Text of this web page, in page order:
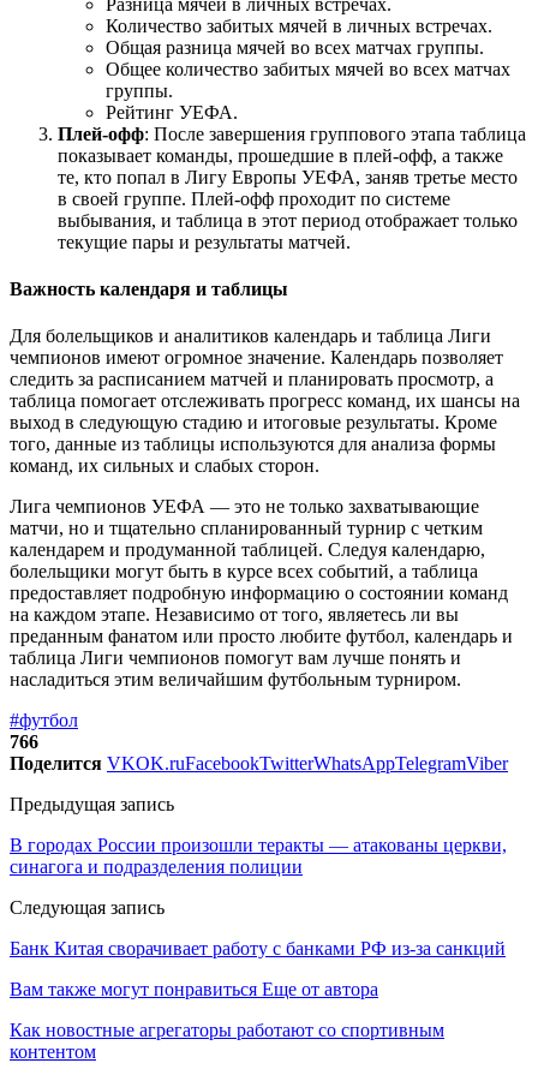
Количество забитых мячей в личных встречах.
Общая разница мячей во всех матчах группы.
Общее количество забитых мячей во всех матчах
группы.
Рейтинг УЕФА.
Плей-офф: После завершения группового этапа таблица
показывает команды, прошедшие в плей-офф, а также
те, кто попал в Лигу Европы УЕФА, заняв третье место
в своей группе. Плей-офф проходит по системе
выбывания, и таблица в этот период отображает только
текущие пары и результаты матчей.
Важность календаря и таблицы
Для болельщиков и аналитиков календарь и таблица Лиги
чемпионов имеют огромное значение. Календарь позволяет
следить за расписанием матчей и планировать просмотр, а
таблица помогает отслеживать прогресс команд, их шансы на
выход в следующую стадию и итоговые результаты. Кроме
того, данные из таблицы используются для анализа формы
команд, их сильных и слабых сторон.
Лига чемпионов УЕФА — это не только захватывающие
матчи, но и тщательно спланированный турнир с четким
календарем и продуманной таблицей. Следуя календарю,
болельщики могут быть в курсе всех событий, а таблица
предоставляет подробную информацию о состоянии команд
на каждом этапе. Независимо от того, являетесь ли вы
преданным фанатом или просто любите футбол, календарь и
таблица Лиги чемпионов помогут вам лучше понять и
насладиться этим величайшим футбольным турниром.
#футбол
766
Поделится VKOK.ruFacebookTwitterWhatsAppTelegramViber
Предыдущая запись
В городах России произошли теракты — атакованы церкви,
синагога и подразделения полиции
Следующая запись
Банк Китая сворачивает работу с банками РФ из-за санкций
Вам также могут понравиться Еще от автора
Как новостные агрегаторы работают со спортивным
контентом